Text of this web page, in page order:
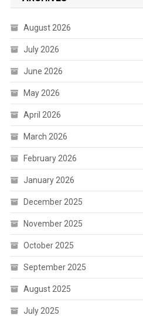
August 2026
July 2026
June 2026
May 2026
April 2026
March 2026
February 2026
January 2026
December 2025
November 2025
October 2025
September 2025
August 2025
July 2025